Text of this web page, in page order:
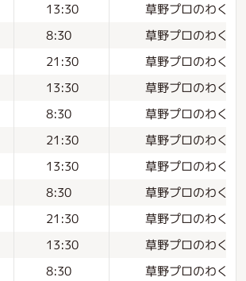
13:30 草野プロのわく
8:30 草野プロのわく
21:30 草野プロのわく
13:30 草野プロのわく
8:30 草野プロのわく
21:30 草野プロのわく
13:30 草野プロのわく
8:30 草野プロのわく
21:30 草野プロのわく
13:30 草野プロのわく
8:30 草野プロのわくわ